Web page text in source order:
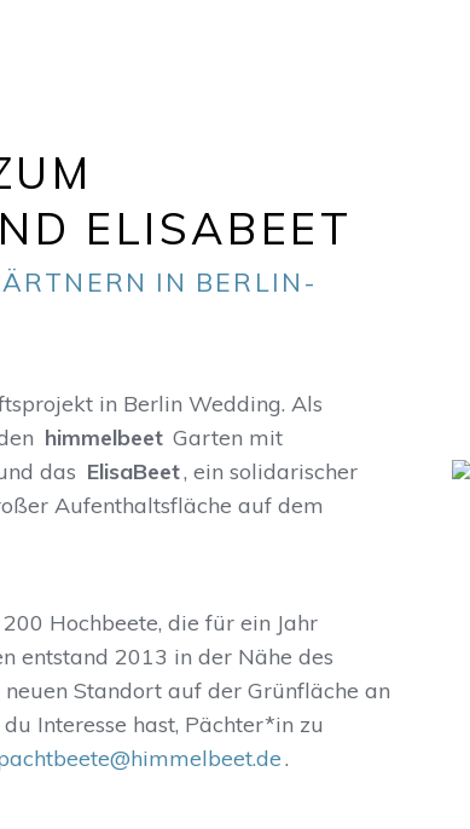
ELISABEET
IN BERLIN-
in Berlin Wedding. Als
himmelbeet Garten mit
das ElisaBeet, ein solidarischer
Aufenthaltsfläche auf dem
Hochbeete, die für ein Jahr
entstand 2013 in der Nähe des
Standort auf der Grünfläche an
Interesse hast, Pächter*in zu
.